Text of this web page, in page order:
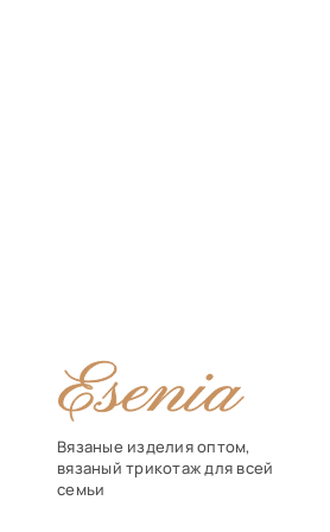
Вязаные изделия оптом,
вязаный трикотаж для всей
семьи